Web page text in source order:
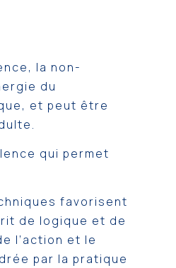
la non-
du
et peut être
qui permet
favorisent
de logique et de
l’action et le
par la pratique